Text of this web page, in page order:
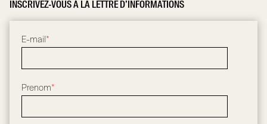
INSCRIVEZ-VOUS À LA LETTRE D’INFORMATIONS
E-mail*
Prenom*